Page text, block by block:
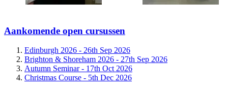
Aankomende open cursussen
Edinburgh 2026 - 26th Sep 2026
Brighton & Shoreham 2026 - 27th Sep 2026
Autumn Seminar - 17th Oct 2026
Christmas Course - 5th Dec 2026